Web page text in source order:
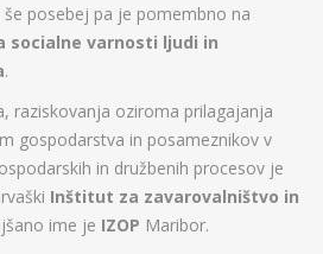
posebej pa je pomembno na
socialne varnosti ljudi in
.
raziskovanja oziroma prilagajanja
gospodarstva in posameznikov v
in družbenih procesov je
Inštitut za zavarovalništvo in
ime je IZOP Maribor.